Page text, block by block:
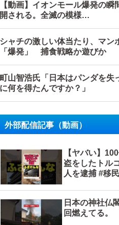
【動画】イオンモール爆発の瞬
開される。全滅の模様…
シャチの激しい体当たり、マン
「爆発」 捕食戦略か遊びか
町山智浩氏「日本はパンダを失
に何を得たんですか？」
外部配信記事（動画）
【ヤバい】
盗をしたトル
日本の神社仏
回燃えてる。